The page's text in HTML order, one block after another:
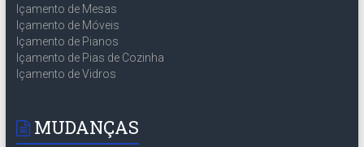
Içamento de Mesas
Içamento de Móveis
Içamento de Pianos
Içamento de Pias de Cozinha
Içamento de Vidros
MUDANÇAS